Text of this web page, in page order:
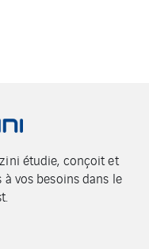
étudie, conçoit et
vos besoins dans le